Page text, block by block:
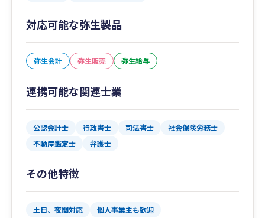
対応可能な弥生製品
弥生会計 弥生販売 弥生給与
連携可能な関連士業
公認会計士 行政書士 司法書士
社会保険労務士
不動産鑑定士
弁護士
その他特徴
土日、夜間対応
個人事業主も歓迎